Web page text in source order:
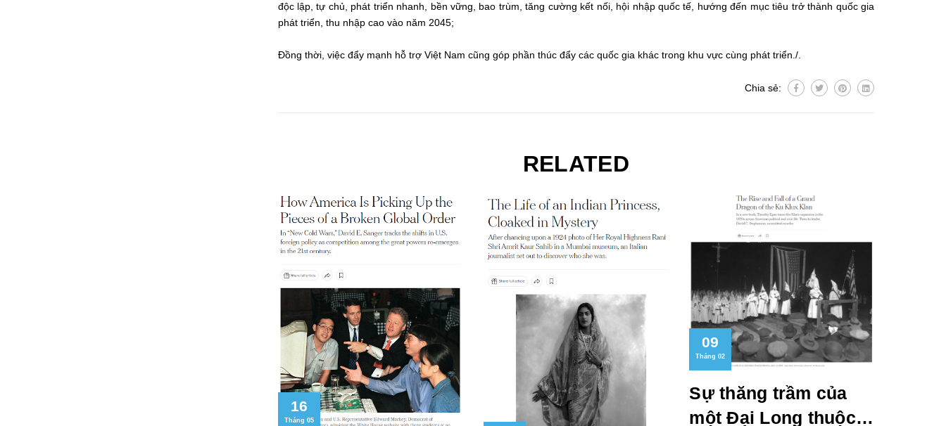
độc lập, tự chủ, phát triển nhanh, bền vững, bao trùm, tăng cường kết nối, hội nhập quốc tế, hướng đến mục tiêu trở thành quốc gia
phát triển, thu nhập cao vào năm 2045;
Đồng thời, việc đẩy mạnh hỗ trợ Việt Nam cũng góp phần thúc đẩy các quốc gia khác trong khu vực cùng phát triển./.
Chia sẻ:
RELATED
16
Tháng 05
09
Tháng 02
Sự thăng trầm của
một Đại Long thuộc